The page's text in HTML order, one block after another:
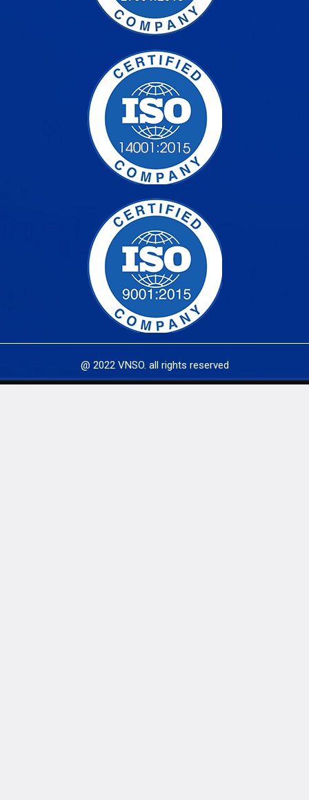
@ 2022 VNSO. all rights reserved